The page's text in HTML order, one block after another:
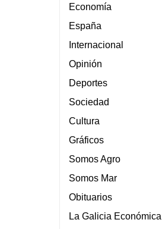
Economía
España
Internacional
Opinión
Deportes
Sociedad
Cultura
Gráficos
Somos Agro
Somos Mar
Obituarios
La Galicia Económica